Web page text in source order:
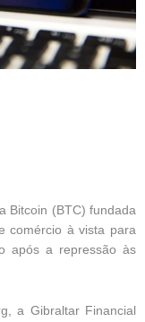
Bitcoin (BTC) fundada
comércio à vista para
após a repressão às
a Gibraltar Financial